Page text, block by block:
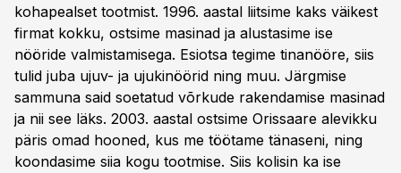
kohapealset tootmist. 1996. aastal liitsime kaks väikest
firmat kokku, ostsime masinad ja alustasime ise
nööride valmistamisega. Esiotsa tegime tinanööre, siis
tulid juba ujuv- ja ujukinöörid ning muu. Järgmise
sammuna said soetatud võrkude rakendamise masinad
ja nii see läks. 2003. aastal ostsime Orissaare alevikku
päris omad hooned, kus me töötame tänaseni, ning
koondasime siia kogu tootmise. Siis kolisin ka ise